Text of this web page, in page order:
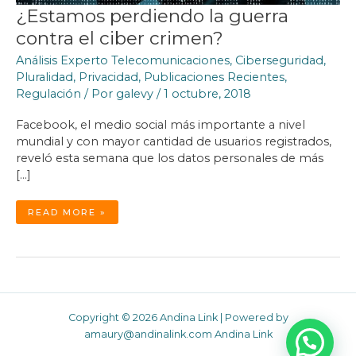
¿Estamos perdiendo la guerra
contra el ciber crimen?
Análisis Experto Telecomunicaciones, Ciberseguridad,
Pluralidad, Privacidad, Publicaciones Recientes,
Regulación / Por galevy /1 octubre, 2018
Facebook, el medio social más importante a nivel
mundial y con mayor cantidad de usuarios registrados,
reveló esta semana que los datos personales de más
[…]
¿ESTAMOS
LA
CIBER
READ MORE »
Copyright © 2026 Andina Link | Powered by
amaury@andinalink.com Andina Link